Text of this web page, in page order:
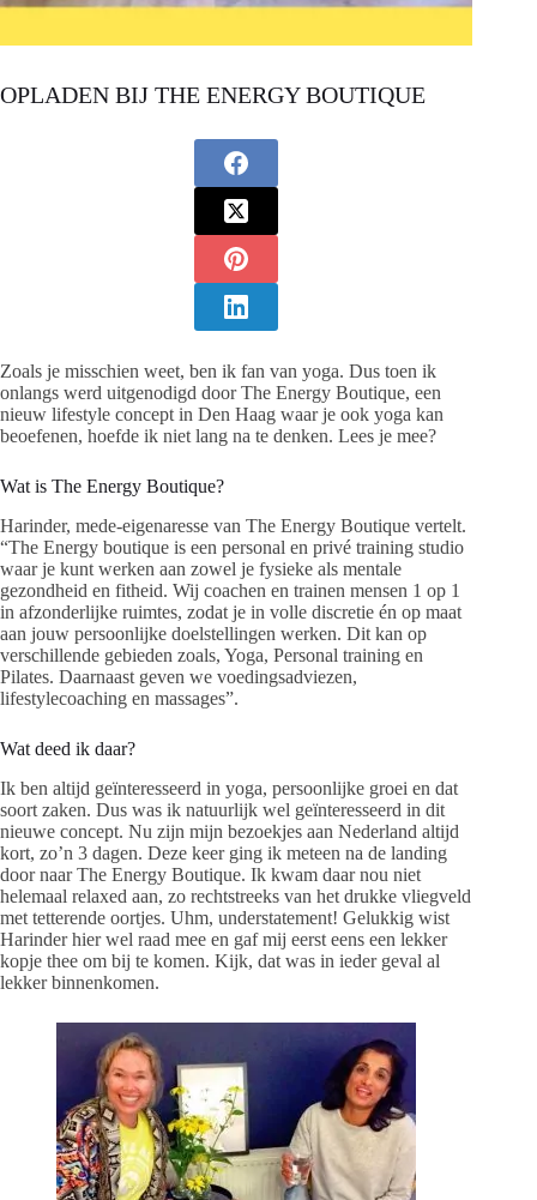
OPLADEN BIJ THE ENERGY BOUTIQUE
Zoals je misschien weet, ben ik fan van yoga. Dus toen ik
onlangs werd uitgenodigd door The Energy Boutique, een
nieuw lifestyle concept in Den Haag waar je ook yoga kan
beoefenen, hoefde ik niet lang na te denken. Lees je mee?
Wat is The Energy Boutique?
Harinder, mede-eigenaresse van The Energy Boutique vertelt.
“The Energy boutique is een personal en privé training studio
waar je kunt werken aan zowel je fysieke als mentale
gezondheid en fitheid. Wij coachen en trainen mensen 1 op 1
in afzonderlijke ruimtes, zodat je in volle discretie én op maat
aan jouw persoonlijke doelstellingen werken. Dit kan op
verschillende gebieden zoals, Yoga, Personal training en
Pilates. Daarnaast geven we voedingsadviezen,
lifestylecoaching en massages”.
Wat deed ik daar?
Ik ben altijd geïnteresseerd in yoga, persoonlijke groei en dat
soort zaken. Dus was ik natuurlijk wel geïnteresseerd in dit
nieuwe concept. Nu zijn mijn bezoekjes aan Nederland altijd
kort, zo’n 3 dagen. Deze keer ging ik meteen na de landing
door naar The Energy Boutique. Ik kwam daar nou niet
helemaal relaxed aan, zo rechtstreeks van het drukke vliegveld
met tetterende oortjes. Uhm, understatement! Gelukkig wist
Harinder hier wel raad mee en gaf mij eerst eens een lekker
kopje thee om bij te komen. Kijk, dat was in ieder geval al
lekker binnenkomen.